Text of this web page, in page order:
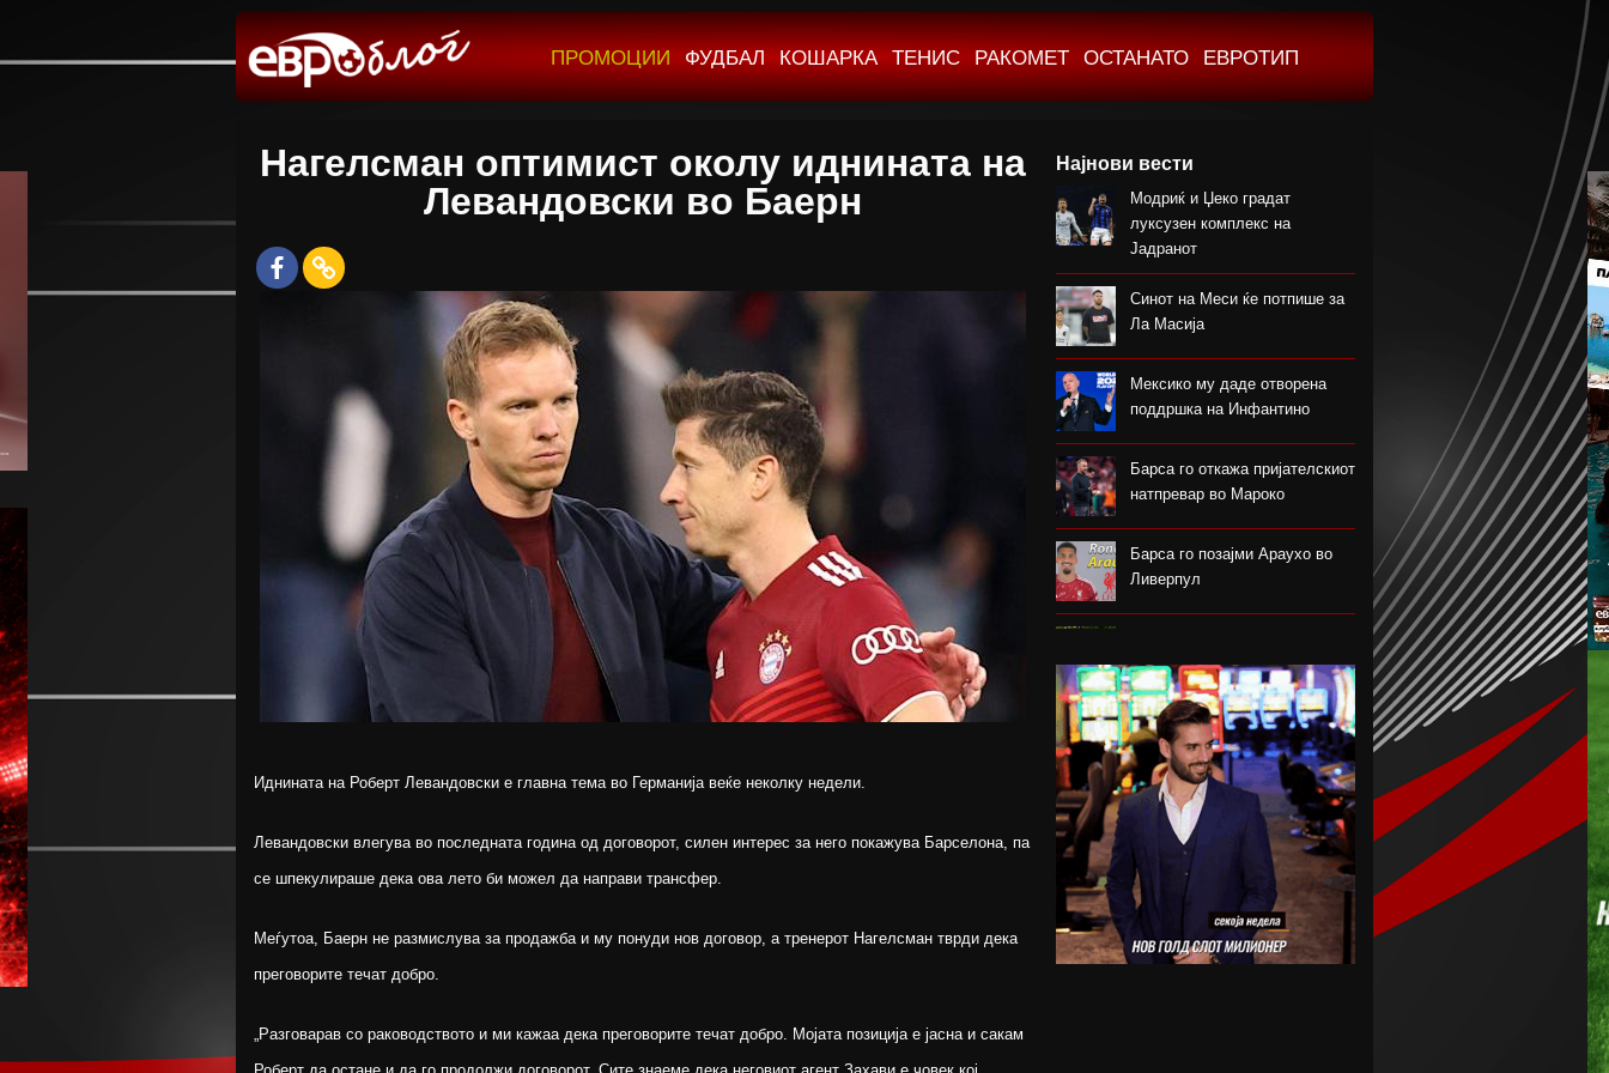
ПРОМОЦИИ ФУДБАЛ КОШАРКА ТЕНИС РАКОМЕТ ОСТАНАТО ЕВРОТИП
Нагелсман оптимист околу иднината на
Левандовски во Баерн
Иднината на Роберт Левандовски е главна тема во Германија веќе неколку недели.
Левандовски влегува во последната година од договорот, силен интерес за него покажува Барселона, па
се шпекулираше дека ова лето би можел да направи трансфер.
Меѓутоа, Баерн не размислува за продажба и му понуди нов договор, а тренерот Нагелсман тврди дека
преговорите течат добро.
„Разговарав со раководството и ми кажаа дека преговорите течат добро. Мојата позиција е јасна и сакам
Најнови вести
Модриќ и Џеко градат
луксузен комплекс на
Јадранот
Синот на Меси ќе потпише за
Ла Масија
Мексико му даде отворена
поддршка на Инфантино
Барса го откажа пријателскиот
натпревар во Мароко
Барса го позајми Араухо во
Ливерпул
век се врати во Монтреал
ФК Пелистер со заштитен
бренд по 81 година постоење !
Артета: Мојот Арсенал учи од
грешките
Лука Зидан се раздели со
Гранада